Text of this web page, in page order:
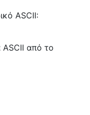
ASCII:
ASCII από το